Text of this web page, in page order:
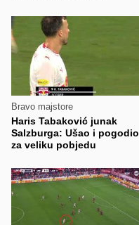
Bravo majstore
Haris Tabaković junak
Salzburga: Ušao i pogodio
za veliku pobjedu